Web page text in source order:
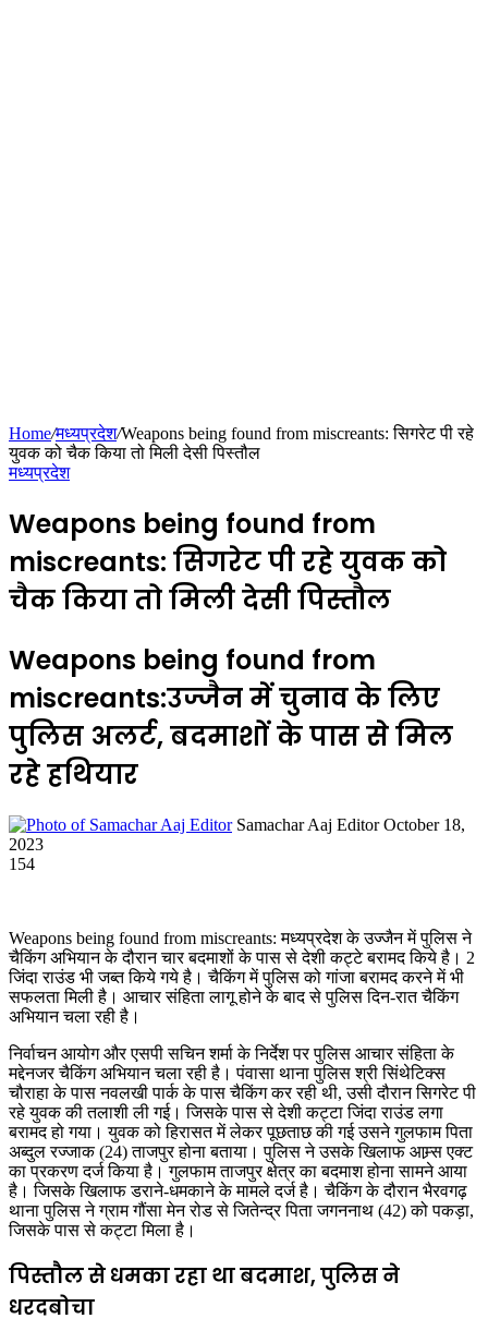
Home/मध्यप्रदेश/Weapons being found from miscreants: सिगरेट पी रहे
युवक को चैक किया तो मिली देसी पिस्तौल
मध्यप्रदेश
Weapons being found from
miscreants: सिगरेट पी रहे युवक को
चैक किया तो मिली देसी पिस्तौल
Weapons being found from
miscreants:उज्जैन में चुनाव के लिए
पुलिस अलर्ट, बदमाशों के पास से मिल
रहे हथियार
Samachar Aaj Editor Send
October 18,
2023
154
Weapons being found from miscreants: मध्यप्रदेश के उज्जैन में पुलिस ने
चैकिंग अभियान के दौरान चार बदमाशों के पास से देशी कट्टे बरामद किये है। 2
जिंदा राउंड भी जब्त किये गये है। चैकिंग में पुलिस को गांजा बरामद करने में भी
सफलता मिली है। आचार संहिता लागू होने के बाद से पुलिस दिन-रात चैकिंग
अभियान चला रही है।
निर्वाचन आयोग और एसपी सचिन शर्मा के निर्देश पर पुलिस आचार संहिता के
मद्देनजर चैकिंग अभियान चला रही है। पंवासा थाना पुलिस श्री सिंथेटिक्स
चौराहा के पास नवलखी पार्क के पास चैकिंग कर रही थी, उसी दौरान सिगरेट पी
रहे युवक की तलाशी ली गई। जिसके पास से देशी कट्टा जिंदा राउंड लगा
बरामद हो गया। युवक को हिरासत में लेकर पूछताछ की गई उसने गुलफाम पिता
अब्दुल रज्जाक (24) ताजपुर होना बताया। पुलिस ने उसके खिलाफ आम्र्स एक्ट
का प्रकरण दर्ज किया है। गुलफाम ताजपुर क्षेत्र का बदमाश होना सामने आया
है। जिसके खिलाफ डराने-धमकाने के मामले दर्ज है। चैकिंग के दौरान भैरवगढ़
थाना पुलिस ने ग्राम गौंसा मेन रोड से जितेन्द्र पिता जगननाथ (42) को पकड़ा,
जिसके पास से कट्टा मिला है।
पिस्तौल से धमका रहा था बदमाश, पुलिस ने
धरदबोचा